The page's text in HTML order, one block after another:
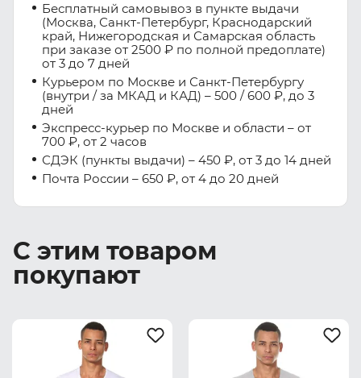
Бесплатный самовывоз в пункте выдачи
(Москва, Санкт-Петербург, Краснодарский
край, Нижегородская и Самарская область
при заказе от 2500 ₽ по полной предоплате)
от 3 до 7 дней
Курьером по Москве и Санкт-Петербургу
(внутри / за МКАД и КАД) – 500 / 600 ₽, до 3
дней
Экспресс-курьер по Москве и области – от
700 ₽, от 2 часов
СДЭК (пункты выдачи) – 450 ₽, от 3 до 14 дней
Почта России – 650 ₽, от 4 до 20 дней
С этим товаром
покупают